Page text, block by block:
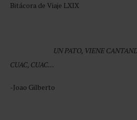
Bitácora de Viaje LXIX
UN PATO, VIENE CANTANDO
CUAC, CUAC…
-Joao Gilberto